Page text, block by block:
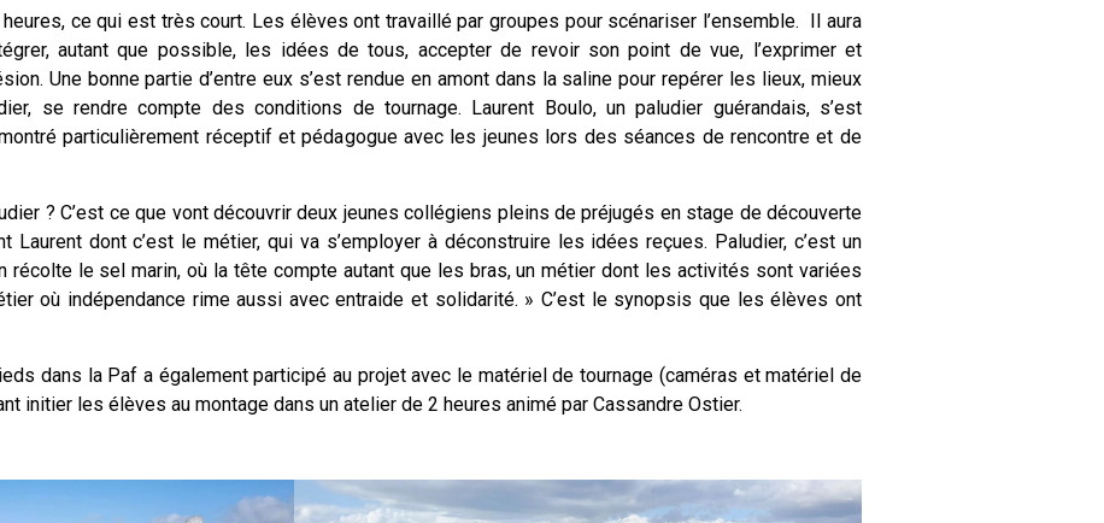
ce qui est très court. Les élèves ont travaillé par groupes pour scénariser l’ensemble. Il aura
autant que possible, les idées de tous, accepter de revoir son point de vue, l’exprimer et
Une bonne partie d’entre eux s’est rendue en amont dans la saline pour repérer les lieux, mieux
se rendre compte des conditions de tournage. Laurent Boulo, un paludier guérandais, s’est
particulièrement réceptif et pédagogue avec les jeunes lors des séances de rencontre et de
? C’est ce que vont découvrir deux jeunes collégiens pleins de préjugés en stage de découverte
Laurent dont c’est le métier, qui va s’employer à déconstruire les idées reçues. Paludier, c’est un
récolte le sel marin, où la tête compte autant que les bras, un métier dont les activités sont variées
où indépendance rime aussi avec entraide et solidarité. » C’est le synopsis que les élèves ont
dans la Paf a également participé au projet avec le matériel de tournage (caméras et matériel de
initier les élèves au montage dans un atelier de 2 heures animé par Cassandre Ostier.